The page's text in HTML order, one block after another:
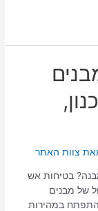
צוות האתר
בטיחות אש
של מבנים
במהירות